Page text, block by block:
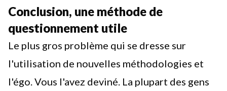
Conclusion, une méthode de
questionnement utile
Le plus gros problème qui se dresse sur
l'utilisation de nouvelles méthodologies et
l'égo. Vous l'avez deviné. La plupart des gens